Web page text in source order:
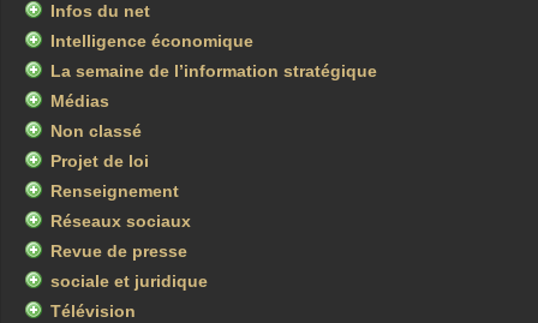
Infos du net
Intelligence économique
La semaine de l’information stratégique
Médias
Non classé
Projet de loi
Renseignement
Réseaux sociaux
Revue de presse
sociale et juridique
Télévision